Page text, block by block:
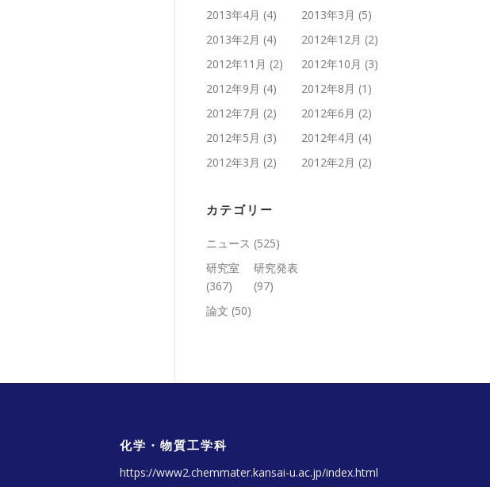
2013年4月 (4) 2013年3月 (5)
2013年2月 (4) 2012年12月 (2)
2012年11月 (2) 2012年10月 (3)
2012年9月 (4) 2012年8月 (1)
2012年7月 (2) 2012年6月 (2)
2012年5月 (3) 2012年4月 (4)
2012年3月 (2) 2012年2月 (2)
カテゴリー
ニュース (525)
研究室
(367)
研究発表
(97)
論文 (50)
化学・物質工学科
https://www2.chemmater.kansai-u.ac.jp/index.html